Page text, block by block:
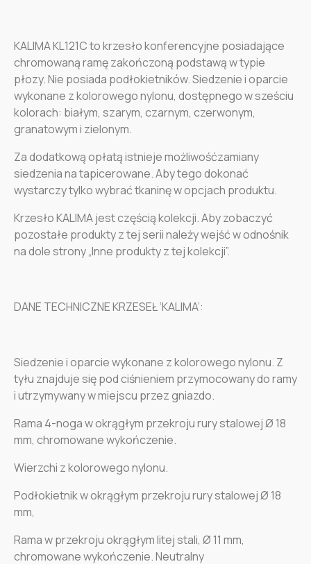
KALIMA KL121C to krzesło konferencyjne posiadające
chromowaną ramę zakończoną podstawą w typie
płozy. Nie posiada podłokietników. Siedzenie i oparcie
wykonane z kolorowego nylonu, dostępnego w sześciu
kolorach: białym, szarym, czarnym, czerwonym,
granatowym i zielonym.
Za dodatkową opłatą istnieje możliwośćzamiany
siedzenia na tapicerowane. Aby tego dokonać
wystarczy tylko wybrać tkaninę w opcjach produktu.
Krzesło KALIMA jest częścią kolekcji. Aby zobaczyć
pozostałe produkty z tej serii należy wejść w odnośnik
na dole strony „Inne produkty z tej kolekcji”.
DANE TECHNICZNE KRZESEŁ ‘KALIMA’:
Siedzenie i oparcie wykonane z kolorowego nylonu. Z
tyłu znajduje się pod ciśnieniem przymocowany do ramy
i utrzymywany w miejscu przez gniazdo.
Rama 4-noga w okrągłym przekroju rury stalowej Ø 18
mm, chromowane wykończenie.
Wierzchi z kolorowego nylonu.
Podłokietnik w okrągłym przekroju rury stalowej Ø 18
mm,
Rama w przekroju okrągłym litej stali, Ø 11 mm,
chromowane wykończenie. Neutralny